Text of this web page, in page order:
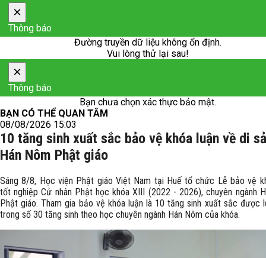
×
Thông báo
Đường truyền dữ liệu không ổn định.
Vui lòng thử lại sau!
×
Thông báo
Bạn chưa chọn xác thực bảo mật.
BẠN CÓ THỂ QUAN TÂM
08/08/2026 15:03
10 tăng sinh xuất sắc bảo vệ khóa luận về di
Hán Nôm Phật giáo
Sáng 8/8, Học viện Phật giáo Việt Nam tại Huế tổ chức Lễ bảo vệ
tốt nghiệp Cử nhân Phật học khóa XIII (2022 - 2026), chuyên ngành
Phật giáo. Tham gia bảo vệ khóa luận là 10 tăng sinh xuất sắc được
trong số 30 tăng sinh theo học chuyên ngành Hán Nôm của khóa.